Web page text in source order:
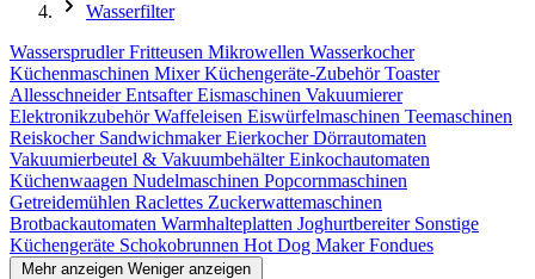
Wasserfilter
WassersprudlerFritteusen Mikrowellen Wasserkocher
Küchenmaschinen MixerKüchengeräte-ZubehörToaster
AllesschneiderEntsafterEismaschinen Vakuumierer
ElektronikzubehörWaffeleisen Eiswürfelmaschinen Teemaschinen
Reiskocher SandwichmakerEierkocherDörrautomaten
Vakuumierbeutel & VakuumbehälterEinkochautomaten
Küchenwaagen Nudelmaschinen Popcornmaschinen
Getreidemühlen Raclettes Zuckerwattemaschinen
Brotbackautomaten Warmhalteplatten Joghurtbereiter Sonstige
Küchengeräte Schokobrunnen Hot Dog MakerFondues
Mehr anzeigen Weniger anzeigen